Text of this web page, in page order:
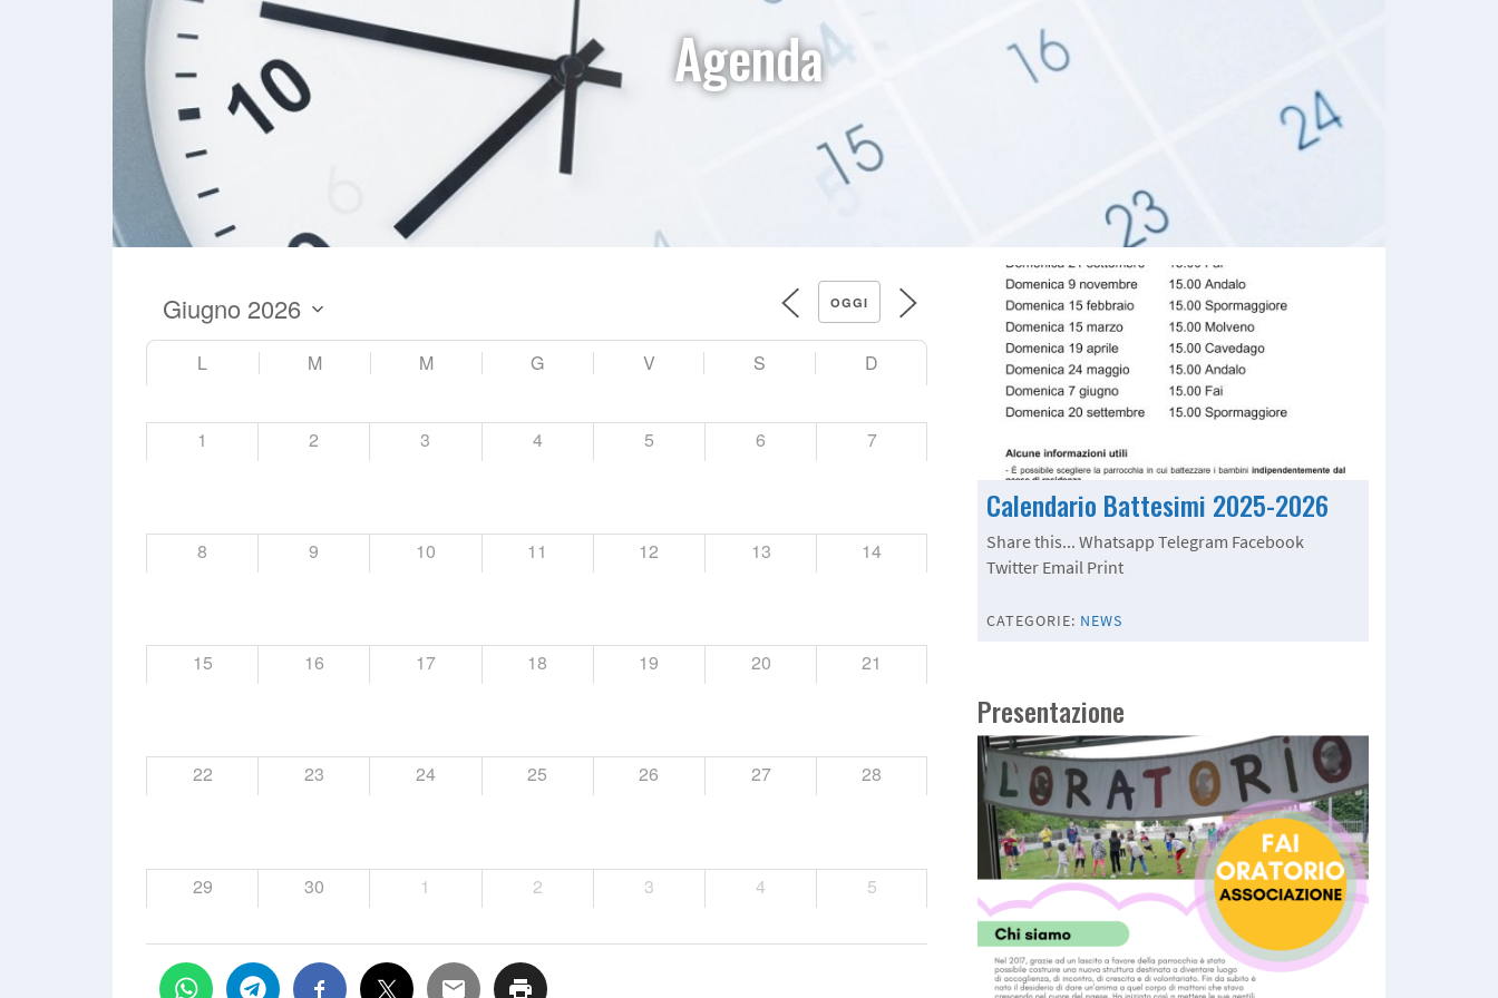
Agenda
OGGI
L M M G V S D
1 2 3 4 5 6 7
8 9 10 11 12 13 14
15 16 17 18 19 20 21
22 23 24 25 26 27 28
29 30 1 2 3 4 5
Calendario Battesimi 2025-2026
Share this... Whatsapp Telegram Facebook
Twitter Email Print
CATEGORIE: NEWS
Presentazione